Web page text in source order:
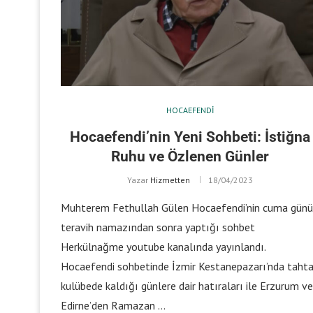
HOCAEFENDI
Hocaefendi’nin Yeni Sohbeti: İstiğna
Ruhu ve Özlenen Günler
Yazar Hizmetten 18/04/2023
Muhterem Fethullah Gülen Hocaefendi’nin cuma günü
teravih namazından sonra yaptığı sohbet
Herkülnağme youtube kanalında yayınlandı.
Hocaefendi sohbetinde İzmir Kestanepazarı’nda tahta
kulübede kaldığı günlere dair hatıraları ile Erzurum ve
Edirne’den Ramazan …